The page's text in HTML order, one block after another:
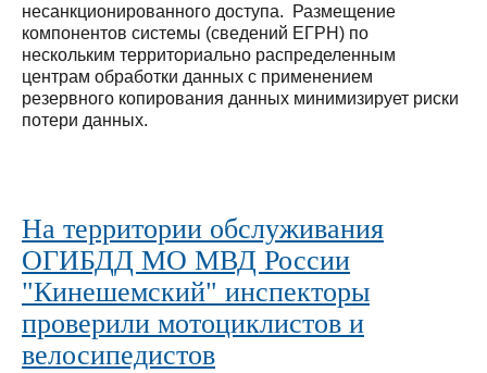
несанкционированного доступа. Размещение
компонентов системы (сведений ЕГРН) по
нескольким территориально распределенным
центрам обработки данных с применением
резервного копирования данных минимизирует риски
потери данных.
На территории обслуживания
ОГИБДД МО МВД России
"Кинешемский" инспекторы
проверили мотоциклистов и
велосипедистов